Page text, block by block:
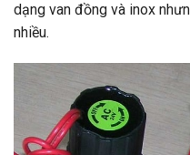
dạng van đồng và inox
nhiều.